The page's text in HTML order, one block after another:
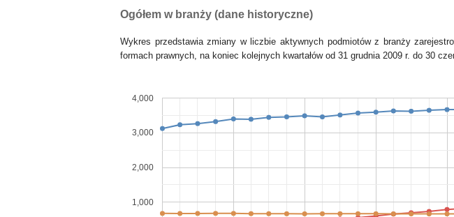
Ogółem w branży (dane historyczne)
Wykres przedstawia zmiany w liczbie aktywnych podmiotów z branży
formach prawnych, na koniec kolejnych kwartałów od 31 grudnia 2009 r. do 30
1,000
2,000
3,000
4,000